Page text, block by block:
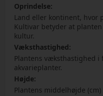
Oprindelse:
Land eller kontinent, hvor
Kultivar betyder at
kultur.
Væksthastighed:
Plantens væksthastighed
akvarieplanter.
Højde:
Plantens middelhøjde